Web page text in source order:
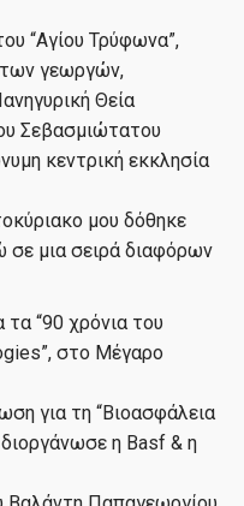
“Αγίου Τρύφωνα”,
γεωργών,
Θεία
Σεβασμιώτατου
κεντρική εκκλησία
μου δόθηκε
σε μια σειρά διαφόρων
“90 χρόνια του
στο Μέγαρο
για τη “Βιοασφάλεια
η Basf & η